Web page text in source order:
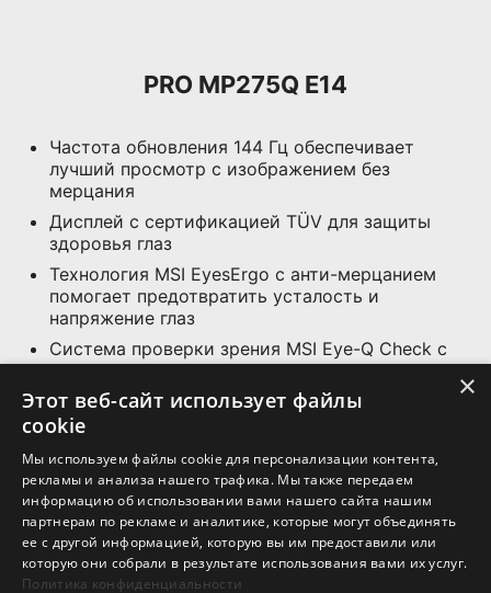
PRO MP275Q E14
Частота обновления 144 Гц обеспечивает
лучший просмотр с изображением без
мерцания
Дисплей с сертификацией TÜV для защиты
здоровья глаз
Технология MSI EyesErgo с анти-мерцанием
помогает предотвратить усталость и
напряжение глаз
Система проверки зрения MSI Eye-Q Check с
напоминаниями о необходимости отдыха от
монитора
Поддержка нескольких входных источников,
Два встроенных динамика
Стандартное крепление VESA и слот для
аксессуаров
×
Этот веб-сайт использует файлы
cookie
Мы используем файлы cookie для персонализации контента,
рекламы и анализа нашего трафика. Мы также передаем
информацию об использовании вами нашего сайта нашим
партнерам по рекламе и аналитике, которые могут объединять
ее с другой информацией, которую вы им предоставили или
которую они собрали в результате использования вами их услуг.
Политика конфиденциальности